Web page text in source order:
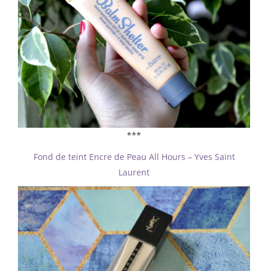
***
Fond de teint Encre de Peau All Hours – Yves Saint
Laurent